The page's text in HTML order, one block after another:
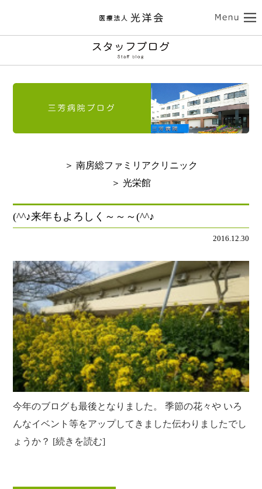
ココロの健康
三芳病院
トップ 外来受診のご案内
訪問看護のご案内
南房総ファミリアクリニック
診療のご案内
クリニックのご案内
アクセス
介護サービス
介護老人保健施設 光栄館
リハビリテーション
レクリエーション 食事
スタッフブログ
訪問看護 【まごころ訪問看護ステーション】
介護保険相談・ケアプラン作成 【三芳ケアステーション】
三芳地域在宅介護相談 【三芳地域介護支援センター】
光洋会の取組
光洋会グループ
スタッフブログ
採用情報
クラブ活動 たんぽぽ保育所
光洋会の四季 三芳野会
お問い合せ
＞ 南房総ファミリアクリニック
＞ 光栄館
(^^♪来年もよろしく～～～(^^♪
2016.12.30
今年のブログも最後となりました。 季節の花々や いろ
んなイベント等をアップしてきました伝わりましたでし
ょうか？ [続きを読む]